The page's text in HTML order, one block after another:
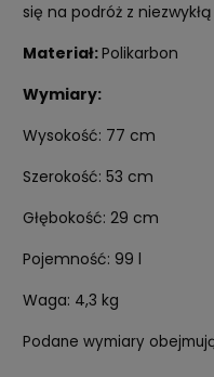
się na podróż z
Materiał:Polikarbon
Wymiary:
Wysokość: 77 cm
Szerokość: 53 cm
Głębokość: 29 cm
Pojemność: 99 l
Waga: 4,3 kg
Podane wymiary